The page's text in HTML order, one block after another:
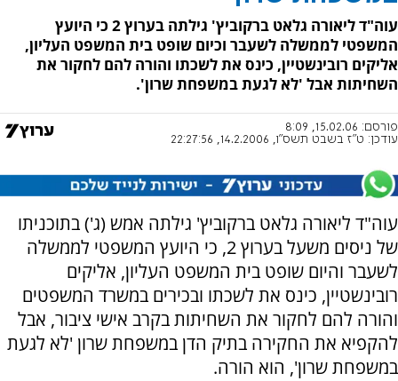
עוה"ד ליאורה גלאט ברקוביץ' גילתה בערוץ 2 כי היועץ
המשפטי לממשלה לשעבר וכיום שופט בית המשפט העליון,
אליקים רובינשטיין, כינס את לשכתו והורה להם לחקור את
השחיתות אבל 'לא לגעת במשפחת שרון'.
פורסם: 15.02.06, 8:09
עודכן: ט"ז בשבט תשס"ו, 14.2.2006, 22:27:56
עוה"ד ליאורה גלאט ברקוביץ' גילתה אמש (ג') בתוכניתו
של ניסים משעל בערוץ 2, כי היועץ המשפטי לממשלה
לשעבר והיום שופט בית המשפט העליון, אליקים
רובינשטיין, כינס את לשכתו ובכירים במשרד המשפטים
והורה להם לחקור את השחיתות בקרב אישי ציבור, אבל
להקפיא את החקירה בתיק הדן במשפחת שרון 'לא לגעת
במשפחת שרון', הוא הורה.